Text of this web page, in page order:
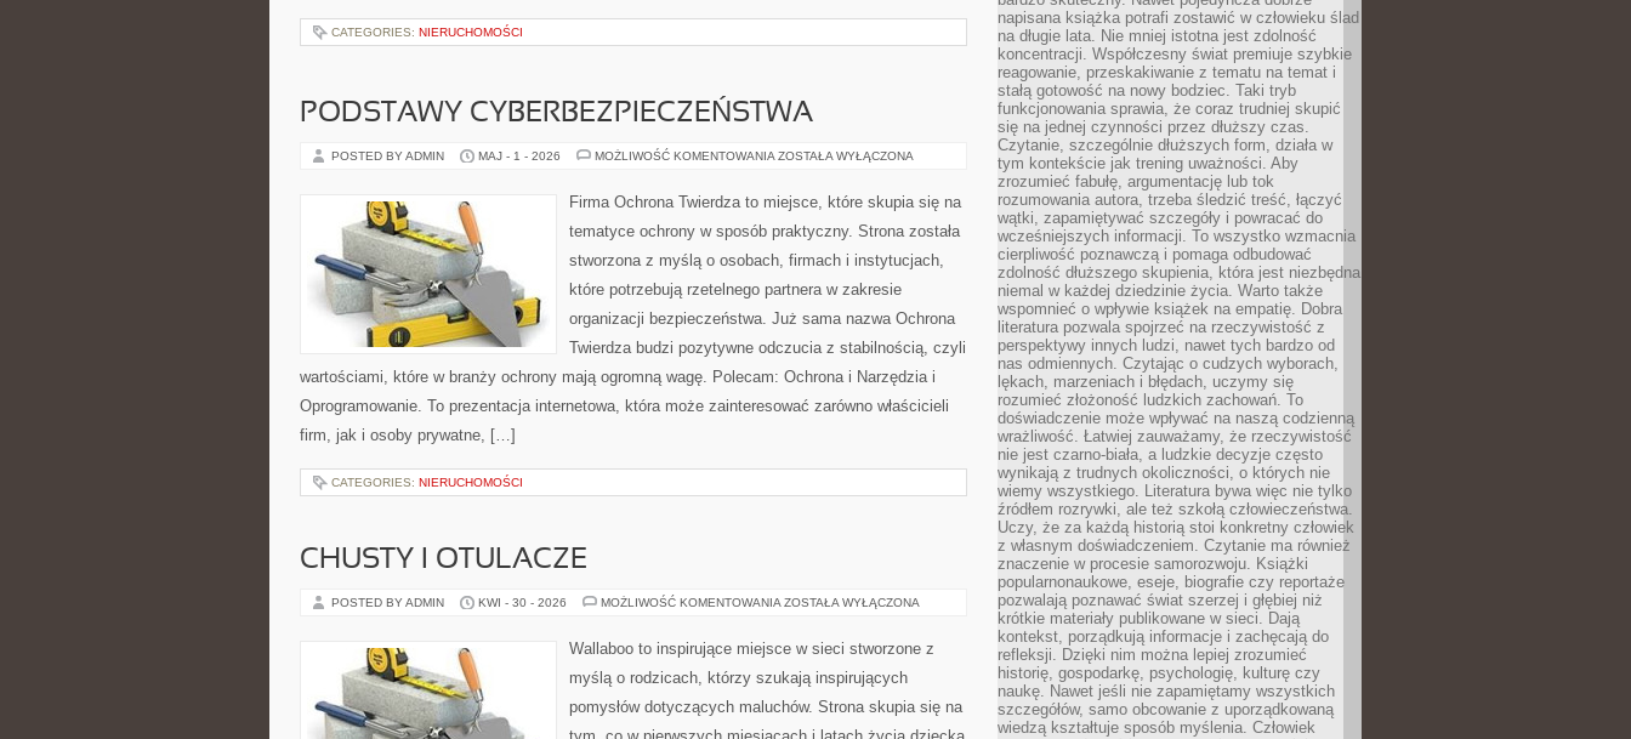
CATEGORIES: NIERUCHOMOŚCI
PODSTAWY CYBERBEZPIECZEŃSTWA
POSTED BY ADMIN MAJ - 1 - 2026 MOŻLIWOŚĆ KOMENTOWANIA PODSTAWY
ZOSTAŁA WYŁĄCZONA
Firma Ochrona Twierdza to miejsce, które skupia się na
tematyce ochrony w sposób praktyczny. Strona została
stworzona z myślą o osobach, firmach i instytucjach,
które potrzebują rzetelnego partnera w zakresie
organizacji bezpieczeństwa. Już sama nazwa Ochrona
Twierdza budzi pozytywne odczucia z stabilnością, czyli
wartościami, które w branży ochrony mają ogromną wagę. Polecam: Ochrona i Narzędzia i
Oprogramowanie. To prezentacja internetowa, która może zainteresować zarówno właścicieli
firm, jak i osoby prywatne, […]
CATEGORIES: NIERUCHOMOŚCI
CHUSTY I OTULACZE
POSTED BY ADMIN KWI - 30 - 2026 MOŻLIWOŚĆ KOMENTOWANIA CHUSTY
ZOSTAŁA WYŁĄCZONA
Wallaboo to inspirujące miejsce w sieci stworzone z
myślą o rodzicach, którzy szukają inspirujących
pomysłów dotyczących maluchów. Strona skupia się na
napisana książka potrafi zostawić w człowieku ślad
na długie lata. Nie mniej istotna jest zdolność
koncentracji. Współczesny świat premiuje szybkie
reagowanie, przeskakiwanie z tematu na temat i
stałą gotowość na nowy bodziec. Taki tryb
funkcjonowania sprawia, że coraz trudniej skupić
się na jednej czynności przez dłuższy czas.
Czytanie, szczególnie dłuższych form, działa w
tym kontekście jak trening uważności. Aby
zrozumieć fabułę, argumentację lub tok
rozumowania autora, trzeba śledzić treść, łączyć
wątki, zapamiętywać szczegóły i powracać do
wcześniejszych informacji. To wszystko wzmacnia
cierpliwość poznawczą i pomaga odbudować
zdolność dłuższego skupienia, która jest niezbędna
niemal w każdej dziedzinie życia. Warto także
wspomnieć o wpływie książek na empatię. Dobra
literatura pozwala spojrzeć na rzeczywistość z
perspektywy innych ludzi, nawet tych bardzo od
nas odmiennych. Czytając o cudzych wyborach,
lękach, marzeniach i błędach, uczymy się
rozumieć złożoność ludzkich zachowań. To
doświadczenie może wpływać na naszą codzienną
wrażliwość. Łatwiej zauważamy, że rzeczywistość
nie jest czarno-biała, a ludzkie decyzje często
wynikają z trudnych okoliczności, o których nie
wiemy wszystkiego. Literatura bywa więc nie tylko
źródłem rozrywki, ale też szkołą człowieczeństwa.
Uczy, że za każdą historią stoi konkretny człowiek
z własnym doświadczeniem. Czytanie ma również
znaczenie w procesie samorozwoju. Książki
popularnonaukowe, eseje, biografie czy reportaże
pozwalają poznawać świat szerzej i głębiej niż
krótkie materiały publikowane w sieci. Dają
kontekst, porządkują informacje i zachęcają do
refleksji. Dzięki nim można lepiej zrozumieć
historię, gospodarkę, psychologię, kulturę czy
naukę. Nawet jeśli nie zapamiętamy wszystkich
szczegółów, samo obcowanie z uporządkowaną
wiedzą kształtuje sposób myślenia. Człowiek